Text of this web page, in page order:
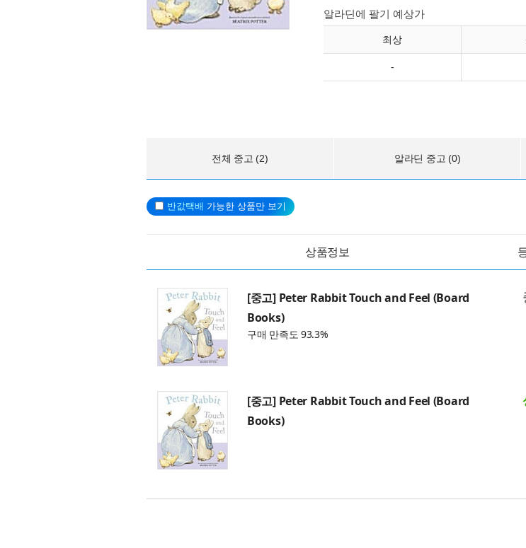
알라딘에 팔기 예상가
최상
-
전체 중고 (2) 알라딘 중고 (0)
반값택배 가능한 상품만 보기
상품정보
[중고] Peter Rabbit Touch and Feel (Board
Books)
구매 만족도 93.3%
[중고] Peter Rabbit Touch and Feel (Board
Books)